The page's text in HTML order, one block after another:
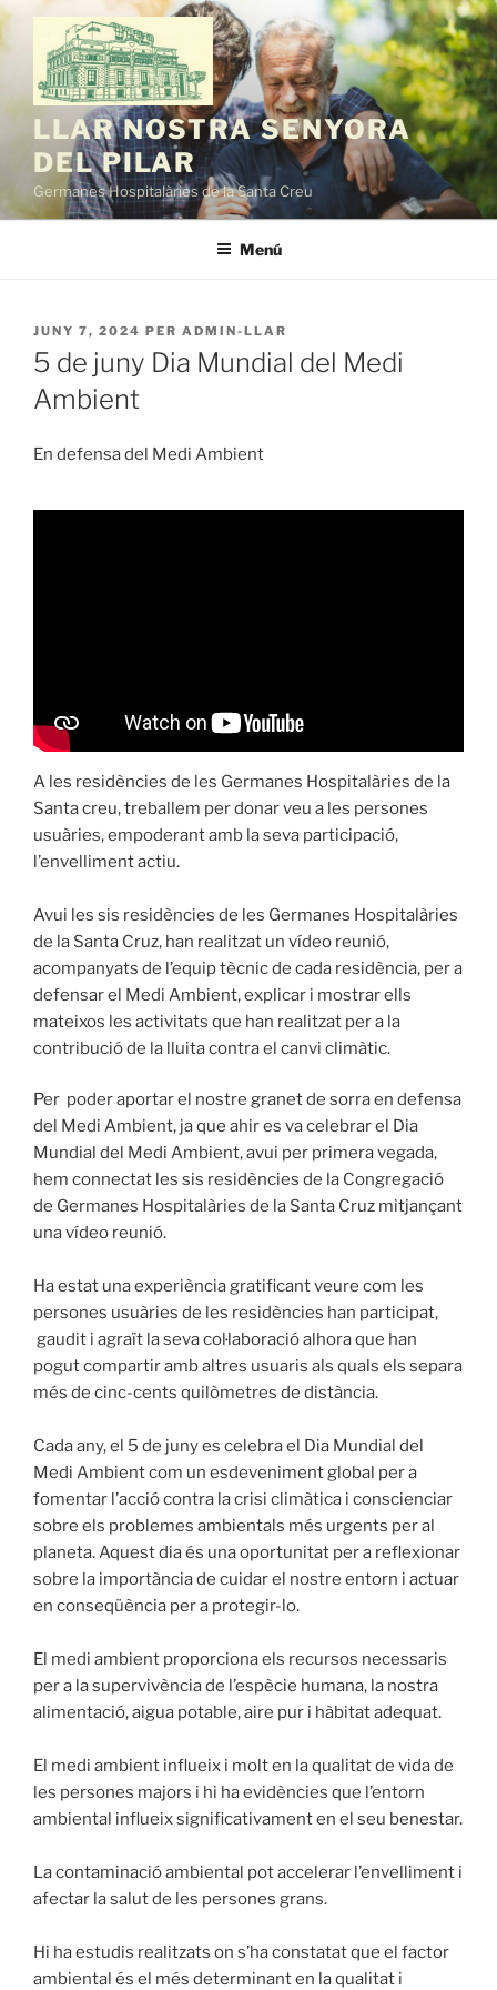
Vés
contingut
LLAR NOSTRA SENYORA
DEL PILAR
Germanes Hospitalàries de la Santa Creu
Menú
PUBLICAT
A
JUNY 7, 2024 PER ADMIN-LLAR
5 de juny Dia Mundial del Medi
Ambient
En defensa del Medi Ambient
A les residències de les Germanes Hospitalàries de la
Santa creu, treballem per donar veu a les persones
usuàries, empoderant amb la seva participació,
l’envelliment actiu.
Avui les sis residències de les Germanes Hospitalàries
de la Santa Cruz, han realitzat un vídeo reunió,
acompanyats de l’equip tècnic de cada residència, per a
defensar el Medi Ambient, explicar i mostrar ells
mateixos les activitats que han realitzat per a la
contribució de la lluita contra el canvi climàtic.
Per poder aportar el nostre granet de sorra en defensa
del Medi Ambient, ja que ahir es va celebrar el Dia
Mundial del Medi Ambient, avui per primera vegada,
hem connectat les sis residències de la Congregació
de Germanes Hospitalàries de la Santa Cruz mitjançant
una vídeo reunió.
Ha estat una experiència gratificant veure com les
persones usuàries de les residències han participat,
gaudit i agraït la seva col·laboració alhora que han
pogut compartir amb altres usuaris als quals els separa
més de cinc-cents quilòmetres de distància.
Cada any, el 5 de juny es celebra el Dia Mundial del
Medi Ambient com un esdeveniment global per a
fomentar l’acció contra la crisi climàtica i conscienciar
sobre els problemes ambientals més urgents per al
planeta. Aquest dia és una oportunitat per a reflexionar
sobre la importància de cuidar el nostre entorn i actuar
en conseqüència per a protegir-lo.
El medi ambient proporciona els recursos necessaris
per a la supervivència de l’espècie humana, la nostra
alimentació, aigua potable, aire pur i hàbitat adequat.
El medi ambient influeix i molt en la qualitat de vida de
les persones majors i hi ha evidències que l’entorn
ambiental influeix significativament en el seu benestar.
La contaminació ambiental pot accelerar l’envelliment i
afectar la salut de les persones grans.
Hi ha estudis realitzats on s’ha constatat que el factor
ambiental és el més determinant en la qualitat i